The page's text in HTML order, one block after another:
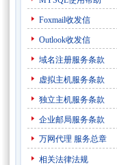
Foxmail收发信
Outlook收发信
域名注册服务条款
虚拟主机服务条款
独立主机服务条款
企业邮局服务条款
万网代理 服务总章
相关法律法规